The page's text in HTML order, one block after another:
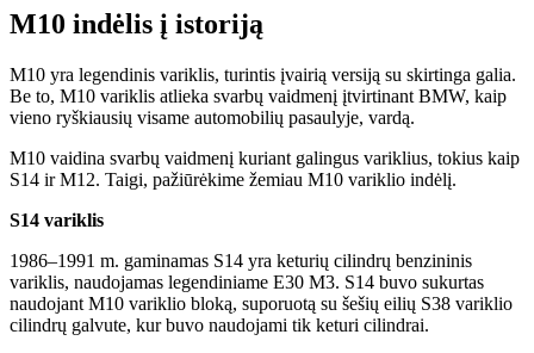
M10 indėlis į istoriją
M10 yra legendinis variklis, turintis įvairią versiją su skirtinga galia.
Be to, M10 variklis atlieka svarbų vaidmenį įtvirtinant BMW, kaip
vieno ryškiausių visame automobilių pasaulyje, vardą.
M10 vaidina svarbų vaidmenį kuriant galingus variklius, tokius kaip
S14 ir M12. Taigi, pažiūrėkime žemiau M10 variklio indėlį.
S14 variklis
1986–1991 m. gaminamas S14 yra keturių cilindrų benzininis
variklis, naudojamas legendiniame E30 M3. S14 buvo sukurtas
naudojant M10 variklio bloką, suporuotą su šešių eilių S38 variklio
cilindrų galvute, kur buvo naudojami tik keturi cilindrai.